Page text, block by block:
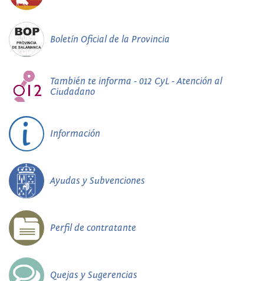
Boletín Oficial de la Provincia
También te informa - 012 CyL - Atención al
Ciudadano
Información
Ayudas y Subvenciones
Perfil de contratante
Quejas y Sugerencias